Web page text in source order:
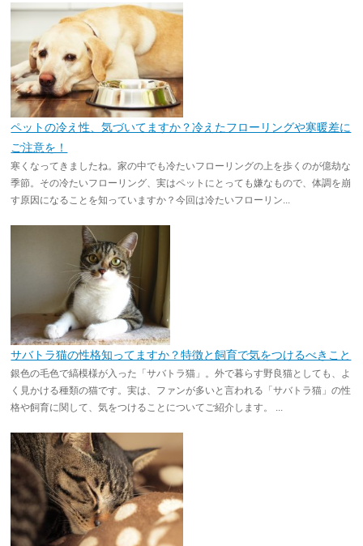
ペットの冷え性、気づいてますか？冷えたフローリングや寒暖差に
ご注意を！
寒くなってきましたね。家の中でも冷たいフローリングの上を歩くのが億劫な
季節。その冷たいフローリング、実はペットにとっても嫌なもので、体調を崩
す原因になることを知っていますか？今回は冷たいフローリン...
サバトラ猫の性格知ってますか？特徴と飼育で気をつけるべきこと
銀色の毛色で縞模様が入った「サバトラ猫」。外で暮らす野良猫としても、よ
く見かける種類の猫です。実は、ファンが多いと言われる「サバトラ猫」の性
格や飼育に関して、気をつけることについてご紹介します。 ...